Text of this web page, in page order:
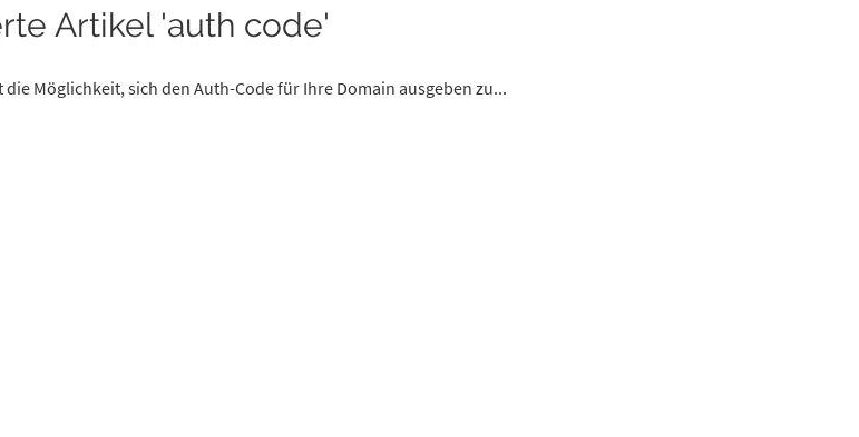
Artikel 'auth code'
Möglichkeit, sich den Auth-Code für Ihre Domain ausgeben zu...